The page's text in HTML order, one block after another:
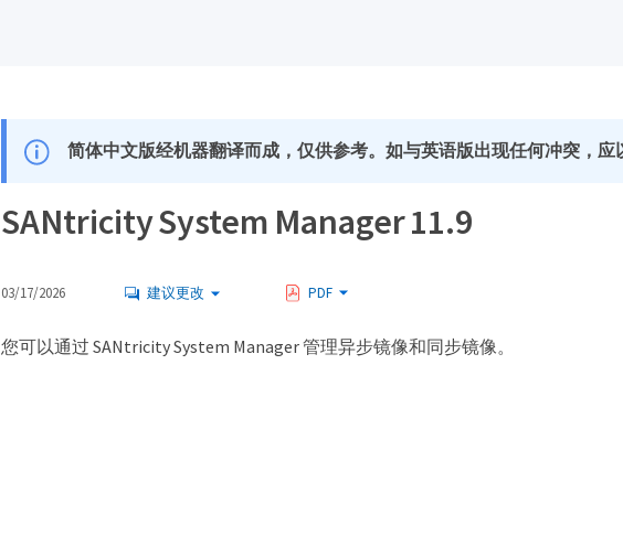
简体中文版经机器翻译而成，仅供参考。如与英语版出现任何冲突，应
SANtricity System Manager 11.9
03/17/2026 建议更改 PDF
您可以通过 SANtricity System Manager 管理异步镜像和同步镜像。